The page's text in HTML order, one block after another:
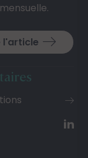
l'article